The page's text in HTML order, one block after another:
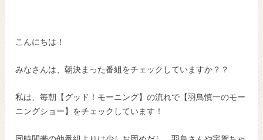
こんにちは！
みなさんは、朝決まった番組をチェックしていますか？？
私は、毎朝【グッド！モーニング】の流れで【羽鳥慎一のモー
ニングショー】をチェックしています！